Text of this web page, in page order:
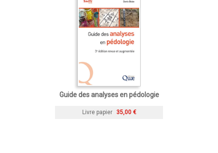
Guide des analyses en pédologie
Livre papier 35,00 €